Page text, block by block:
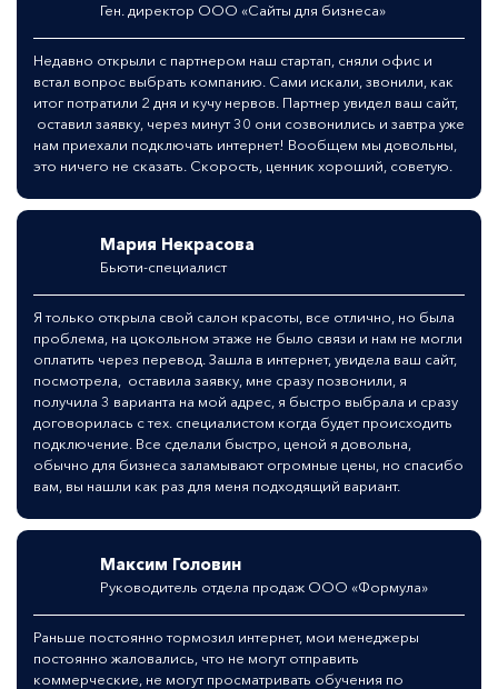
Ген. директор ООО «Сайты для бизнеса»
Недавно открыли с партнером наш стартап, сняли офис и
встал вопрос выбрать компанию. Сами искали, звонили, как
итог потратили 2 дня и кучу нервов. Партнер увидел ваш сайт,
оставил заявку, через минут 30 они созвонились и завтра уже
нам приехали подключать интернет! Вообщем мы довольны,
это ничего не сказать. Скорость, ценник хороший, советую.
Мария Некрасова
Бьюти-специалист
Я только открыла свой салон красоты, все отлично, но была
проблема, на цокольном этаже не было связи и нам не могли
оплатить через перевод. Зашла в интернет, увидела ваш сайт,
посмотрела, оставила заявку, мне сразу позвонили, я
получила 3 варианта на мой адрес, я быстро выбрала и сразу
договорилась с тех. специалистом когда будет происходить
подключение. Все сделали быстро, ценой я довольна,
обычно для бизнеса заламывают огромные цены, но спасибо
вам, вы нашли как раз для меня подходящий вариант.
Максим Головин
Руководитель отдела продаж ООО «Формула»
Раньше постоянно тормозил интернет, мои менеджеры
постоянно жаловались, что не могут отправить
коммерческие, не могут просматривать обучения по